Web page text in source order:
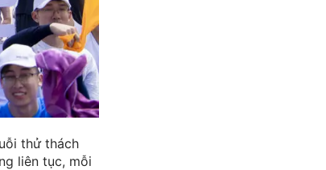
thử thách
liên tục, mỗi